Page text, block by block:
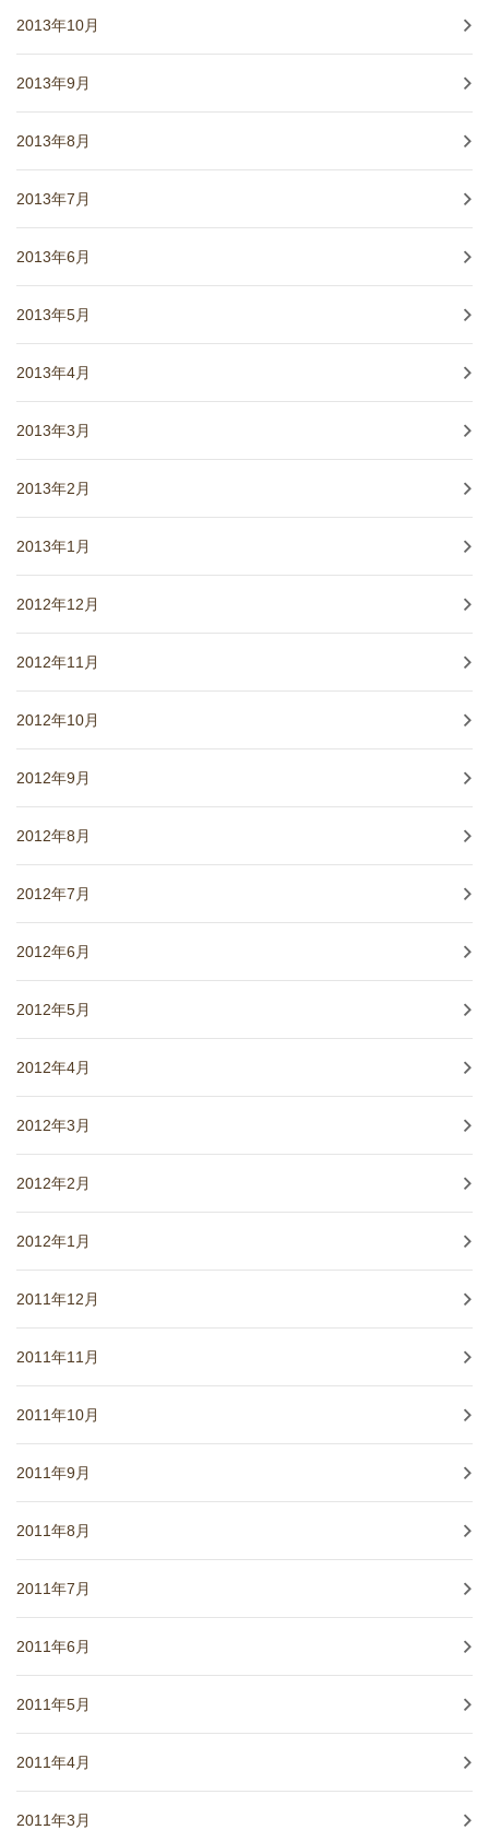
2013年10月
2013年9月
2013年8月
2013年7月
2013年6月
2013年5月
2013年4月
2013年3月
2013年2月
2013年1月
2012年12月
2012年11月
2012年10月
2012年9月
2012年8月
2012年7月
2012年6月
2012年5月
2012年4月
2012年3月
2012年2月
2012年1月
2011年12月
2011年11月
2011年10月
2011年9月
2011年8月
2011年7月
2011年6月
2011年5月
2011年4月
2011年3月